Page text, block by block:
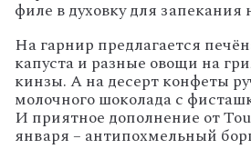
филе в духовку для запекания
На гарнир предлагается
капуста и разные овощи на
кинзы. А на десерт конфеты
молочного шоколада с
И приятное дополнение от
января – антипохмельный